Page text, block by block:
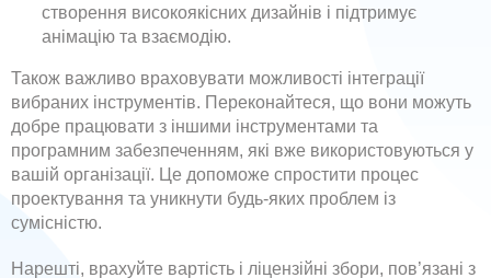
створення високоякісних дизайнів і підтримує
анімацію та взаємодію.
Також важливо враховувати можливості інтеграції
вибраних інструментів. Переконайтеся, що вони можуть
добре працювати з іншими інструментами та
програмним забезпеченням, які вже використовуються у
вашій організації. Це допоможе спростити процес
проектування та уникнути будь-яких проблем із
сумісністю.
Нарешті, врахуйте вартість і ліцензійні збори, пов’язані з